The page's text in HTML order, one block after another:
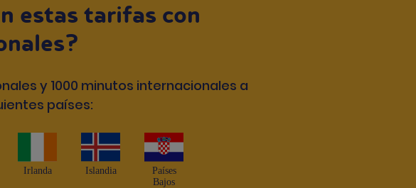
estas tarifas con
y 1000 minutos internacionales a
países:
Irlanda Islandia
Países
Bajos